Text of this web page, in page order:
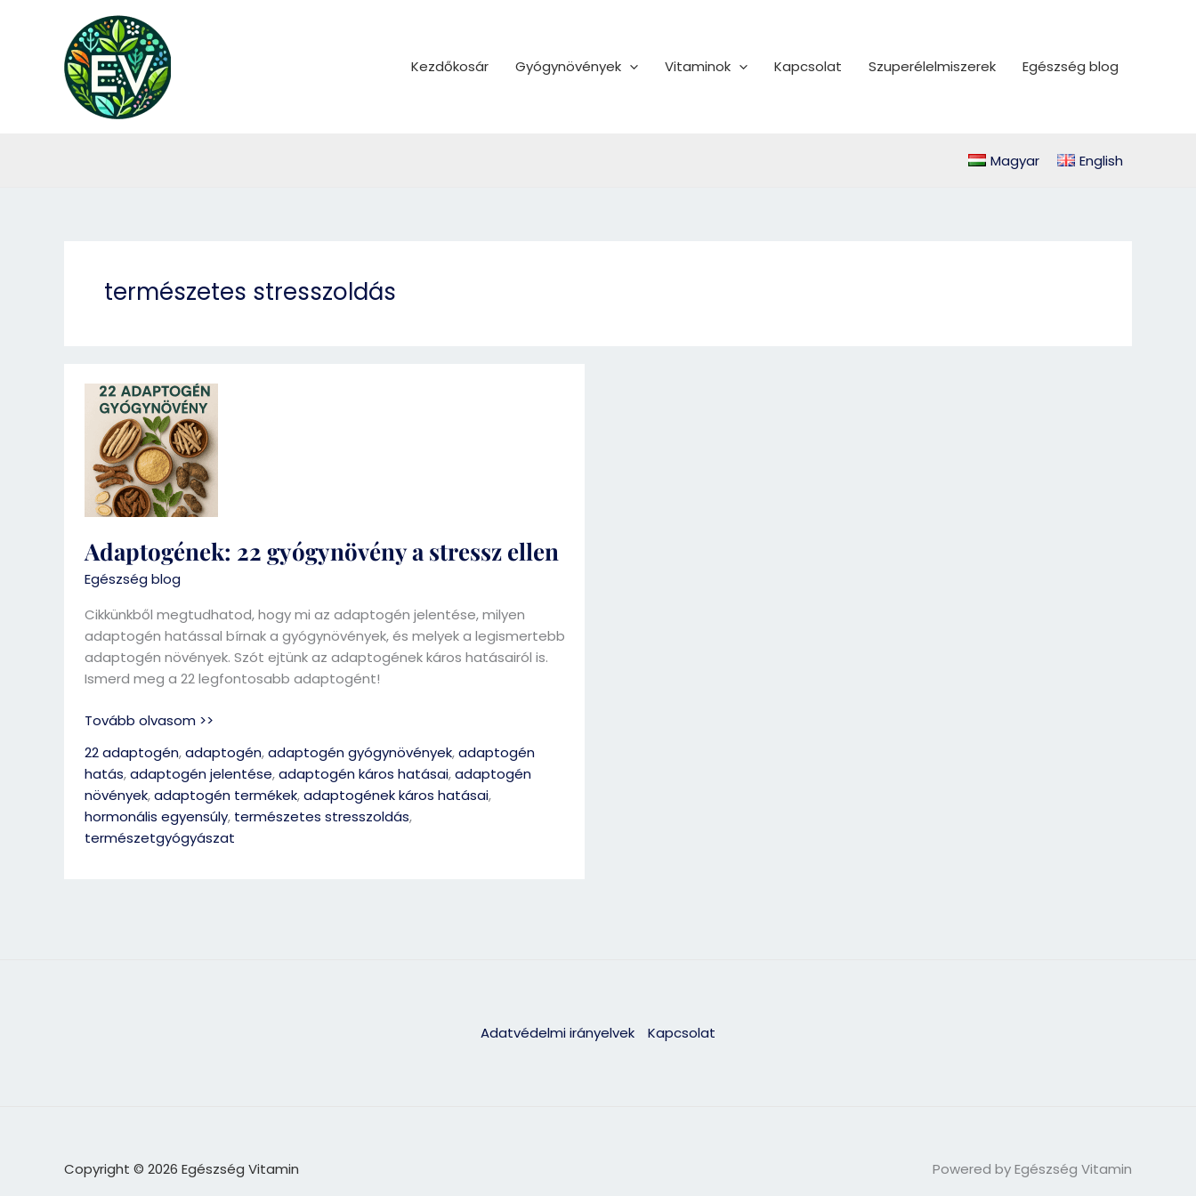
Kezdőkosár Gyógynövények Vitaminok Kapcsolat Szuperélelmiszerek Egészség blog
Magyar English
természetes stresszoldás
Adaptogének: 22 gyógynövény a stressz ellen
Egészség blog
Cikkünkből megtudhatod, hogy mi az adaptogén jelentése, milyen
adaptogén hatással bírnak a gyógynövények, és melyek a legismertebb
adaptogén növények. Szót ejtünk az adaptogének káros hatásairól is.
Ismerd meg a 22 legfontosabb adaptogént!
Adaptogének:
gyógynövény
stressz
ellen
Tovább olvasom >>
22 adaptogén,adaptogén,adaptogén gyógynövények,adaptogén
hatás,adaptogén jelentése,adaptogén káros hatásai,adaptogén
növények,adaptogén termékek,adaptogének káros hatásai,
hormonális egyensúly, természetes stresszoldás,
természetgyógyászat
Adatvédelmi irányelvek Kapcsolat
Copyright © 2026 Egészség Vitamin Powered by Egészség Vitamin